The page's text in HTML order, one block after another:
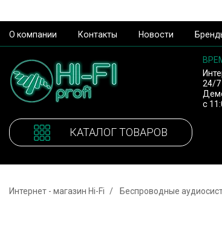
О компании Контакты Новости
24/7
с
КАТАЛОГ ТОВАРОВ
Интернет - магазин Hi-Fi Беспроводные